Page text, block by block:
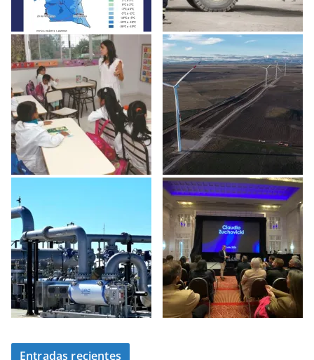
Entradas recientes